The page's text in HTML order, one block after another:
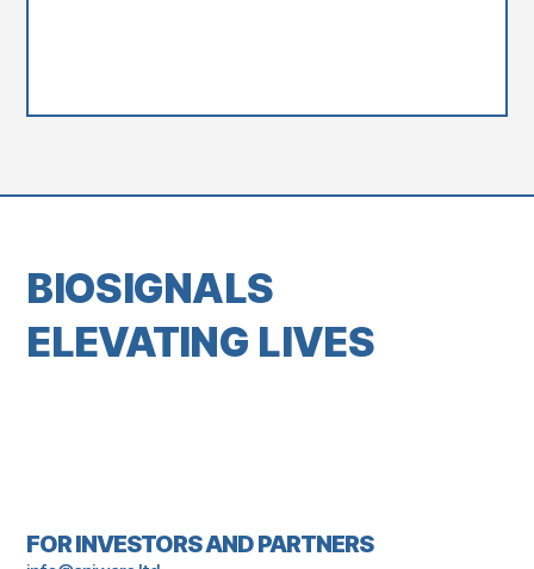
BIOSIGNALS
ELEVATING LIVES
FOR INVESTORS AND PARTNERS